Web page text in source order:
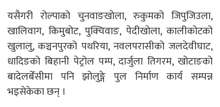
यसैगरी रोल्पाको चुनवाङखोला, रुकुमको जिपुजिउला,
खालिवाग, किमुबोट, पुक्चिवाङ, पेदीखोला, कालीकोटको
खुलालु, कञ्चनपुरको पथरिया, नवलपरासीको जलदेवीघाट,
धादिङको बिहानी पेट्रोल पम्प, दार्जुला तिगरम, खोटाङको
बादेलबेँसीमा पनि झोलुङ्गे पुल निर्माण कार्य सम्पन्न
भइसेकेका छन् ।